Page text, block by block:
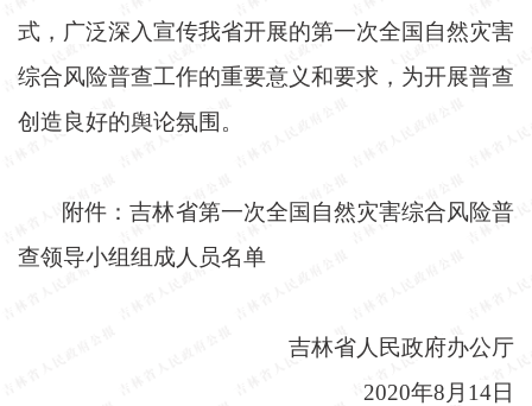
式，广泛深入宣传我省开展的第一次全国自然灾害
综合风险普查工作的重要意义和要求，为开展普查
创造良好的舆论氛围。
附件：吉林省第一次全国自然灾害综合风险普
查领导小组组成人员名单
吉林省人民政府办公厅
2020年8月14日